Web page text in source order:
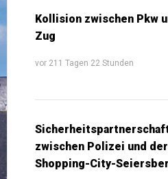
Kollision zwischen Pkw
Zug
vor 211 Tagen 22 Stunden
zwischen Polizei und der
Shopping-City-